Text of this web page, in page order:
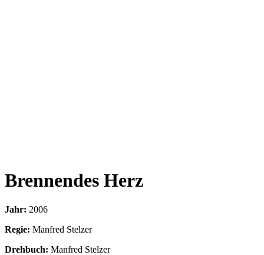
Brennendes Herz
Jahr: 2006
Regie: Manfred Stelzer
Drehbuch: Manfred Stelzer